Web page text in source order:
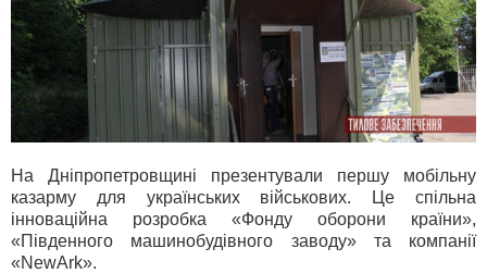
На Дніпропетровщині презентували першу мобільну
казарму для українських військових. Це спільна
інноваційна розробка «Фонду оборони країни»,
«Південного машинобудівного заводу» та компанії
«NewArk».